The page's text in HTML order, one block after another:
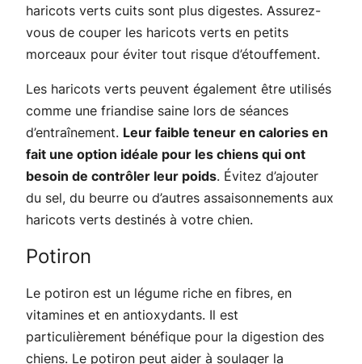
haricots verts cuits sont plus digestes. Assurez-
vous de couper les haricots verts en petits
morceaux pour éviter tout risque d’étouffement.
Les haricots verts peuvent également être utilisés
comme une friandise saine lors de séances
d’entraînement. Leur faible teneur en calories en
fait une option idéale pour les chiens qui ont
besoin de contrôler leur poids. Évitez d’ajouter
du sel, du beurre ou d’autres assaisonnements aux
haricots verts destinés à votre chien.
Potiron
Le potiron est un légume riche en fibres, en
vitamines et en antioxydants. Il est
particulièrement bénéfique pour la digestion des
chiens. Le potiron peut aider à soulager la